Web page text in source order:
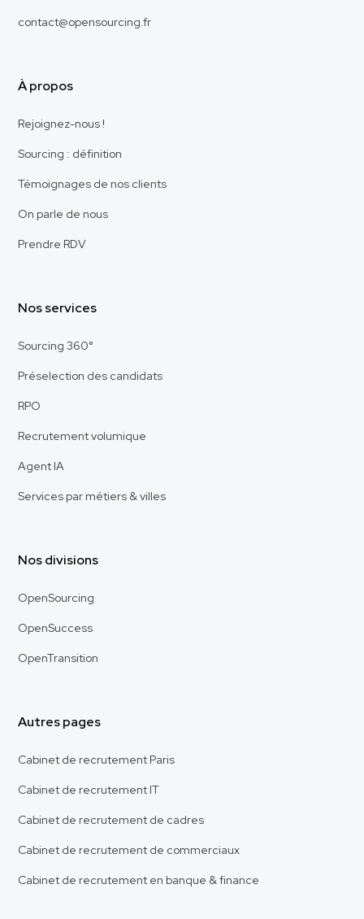
contact@opensourcing.fr
À propos
Rejoignez-nous !
Sourcing : définition
Témoignages de nos clients
On parle de nous
Prendre RDV
Nos services
Sourcing 360°
Préselection des candidats
RPO
Recrutement volumique
Agent IA
Services par métiers & villes
Nos divisions
OpenSourcing
OpenSuccess
OpenTransition
Autres pages
Cabinet de recrutement Paris
Cabinet de recrutement IT
Cabinet de recrutement de cadres
Cabinet de recrutement de commerciaux
Cabinet de recrutement en banque & finance